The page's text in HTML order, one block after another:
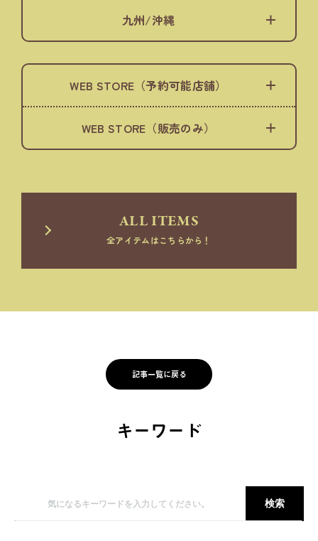
九州/沖縄
WEB STORE（予約可能店舗）
WEB STORE（販売のみ）
ALL ITEMS
全アイテムはこちらから！
記事一覧に戻る
キーワード